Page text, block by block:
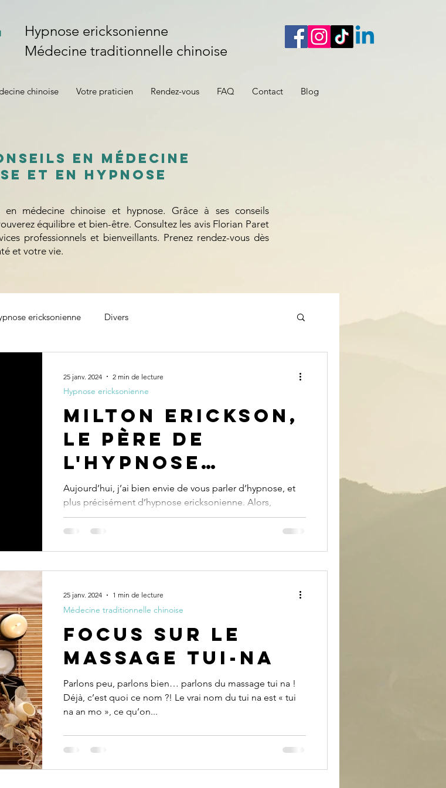
Hypnose ericksonienne
Médecine traditionnelle chinoise
chinoise Votre praticien Rendez-vous FAQ Contact Blog
en médecine
et en hypnose
en médecine chinoise et hypnose. Grâce à ses conseils
équilibre et bien-être. Consultez les avis Florian Paret
professionnels et bienveillants. Prenez rendez-vous dès
et votre vie.
ericksonienne Divers
Milton Erickson,
le père de
l'hypnose
moderne
Aujourd’hui, j’ai bien envie de vous parler d’hypnose, et
plus précisément d’hypnose ericksonienne. Alors,
pourquoi appelle-t-on cette...
Hypnose ericksonienne
25 janv. 2024 2 min de lecture
Focus sur le
massage tui-na
Parlons peu, parlons bien… parlons du massage tui na !
Déjà, c’est quoi ce nom ?! Le vrai nom du tui na est « tui
na an mo », ce qu’on...
Médecine traditionnelle chinoise
25 janv. 2024 1 min de lecture